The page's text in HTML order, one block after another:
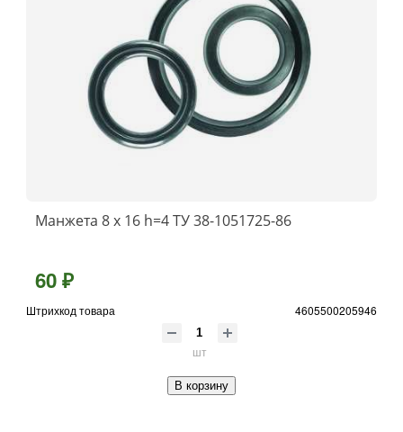
Манжета 8 х 16 h=4 ТУ 38-1051725-86
60 ₽
Штрихкод товара 4605500205946
шт
В корзину